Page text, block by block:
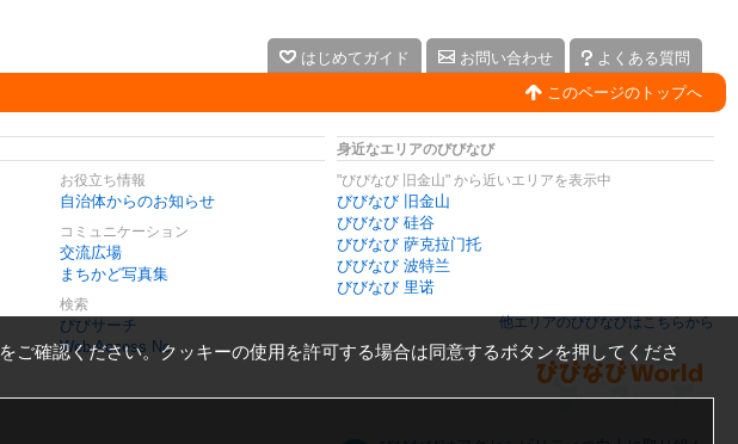
はじめてガイド お問い合わせ
よくある質問
このページのトップへ
お役立ち情報
自治体からのお知らせ
コミュニケーション
交流広場
まちかど写真集
検索
びびサーチ
Web Access No.
身近なエリアのびびなび
"びびなび 旧金山" から近いエリアを表示中
びびなび 旧金山
びびなび 硅谷
びびなび 萨克拉门托
びびなび 波特兰
びびなび 里诺
他エリアのびびなびはこちらから
をご確認ください。クッキーの使用を許可する場合は同意するボタンを押してくださ